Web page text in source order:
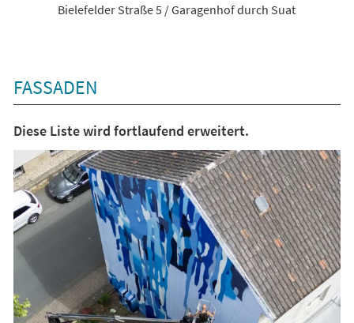
Bielefelder Straße 5 / Garagenhof durch Suat
FASSADEN
Diese Liste wird fortlaufend erweitert.